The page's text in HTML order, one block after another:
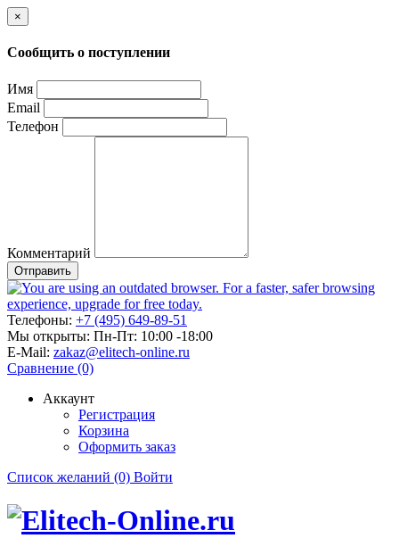
×
Сообщить о поступлении
Имя
Email
Телефон
Комментарий
Отправить
Телефоны: +7 (495) 649-89-51
Мы открыты: Пн-Пт: 10:00 -18:00
E-Mail: zakaz@elitech-online.ru
Сравнение (0)
Аккаунт
Регистрация
Корзина
Оформить заказ
Список желаний (0) Войти